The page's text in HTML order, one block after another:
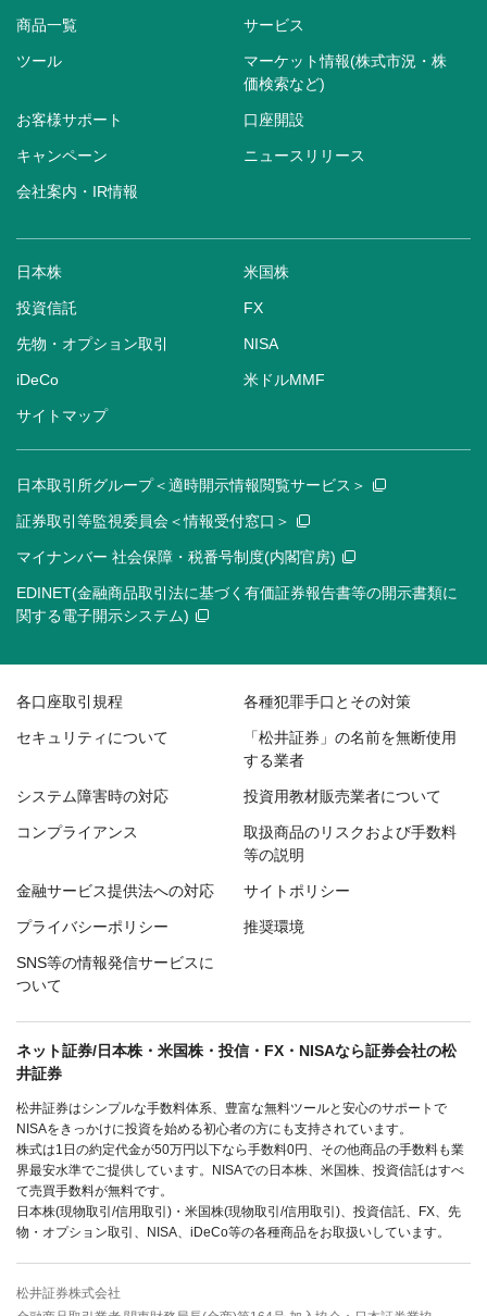
商品一覧 サービス
ツール
マーケット情報(株式市況・株
価検索など)
お客様サポート 口座開設
キャンペーン ニュースリリース
会社案内・IR情報
日本株 米国株
投資信託 FX
先物・オプション取引 NISA
iDeCo 米ドルMMF
サイトマップ
日本取引所グループ＜適時開示情報閲覧サービス＞
証券取引等監視委員会＜情報受付窓口＞
マイナンバー 社会保障・税番号制度(内閣官房)
EDINET(金融商品取引法に基づく有価証券報告書等の開示書類に
関する電子開示システム)
各口座取引規程 各種犯罪手口とその対策
セキュリティについて
「松井証券」の名前を無断使用
する業者
システム障害時の対応 投資用教材販売業者について
コンプライアンス
取扱商品のリスクおよび手数料
等の説明
金融サービス提供法への対応 サイトポリシー
プライバシーポリシー 推奨環境
SNS等の情報発信サービスに
ついて
ネット証券/日本株・米国株・投信・FX・NISAなら証券会社の松
井証券
松井証券はシンプルな手数料体系、豊富な無料ツールと安心のサポートで
NISAをきっかけに投資を始める初心者の方にも支持されています。
株式は1日の約定代金が50万円以下なら手数料0円、その他商品の手数料も業
界最安水準でご提供しています。NISAでの日本株、米国株、投資信託はすべ
て売買手数料が無料です。
日本株(現物取引/信用取引)・米国株(現物取引/信用取引)、投資信託、FX、先
物・オプション取引、NISA、iDeCo等の各種商品をお取扱いしています。
松井証券株式会社